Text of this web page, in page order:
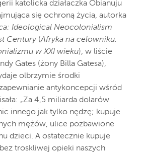
katolicka działaczka Obianuju
się ochroną życia, autorka
Ideological Neocolonialism
Century (Afryka na celowniku.
w XXI wieku), w liście
Gates (żony Billa Gatesa),
olbrzymie środki
antykoncepcji wśród
„Za 4,5 miliarda dolarów
innego jak tylko nędzę; kupuje
mężów, ulice pozbawione
dzieci. A ostatecznie kupuje
troskliwej opieki naszych